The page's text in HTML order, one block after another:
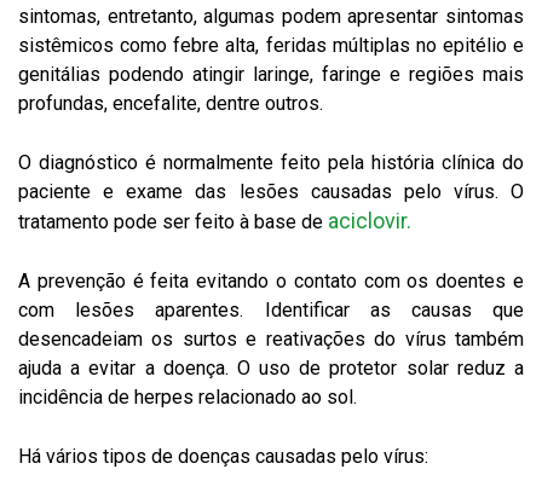
sintomas, entretanto, algumas podem apresentar sintomas
sistêmicos como febre alta, feridas múltiplas no epitélio e
genitálias podendo atingir laringe, faringe e regiões mais
profundas, encefalite, dentre outros.
O diagnóstico é normalmente feito pela história clínica do
paciente e exame das lesões causadas pelo vírus. O
tratamento pode ser feito à base de aciclovir.
A prevenção é feita evitando o contato com os doentes e
com lesões aparentes. Identificar as causas que
desencadeiam os surtos e reativações do vírus também
ajuda a evitar a doença. O uso de protetor solar reduz a
incidência de herpes relacionado ao sol.
Há vários tipos de doenças causadas pelo vírus: